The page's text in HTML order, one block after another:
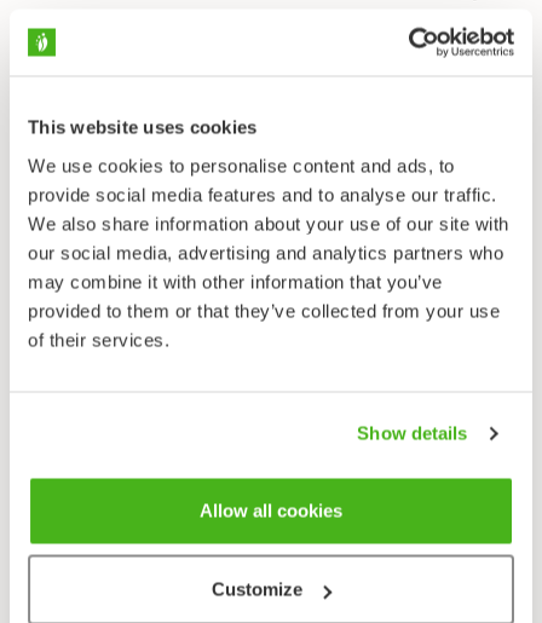
This website uses cookies
We use cookies to personalise content and ads, to
provide social media features and to analyse our traffic.
We also share information about your use of our site with
our social media, advertising and analytics partners who
may combine it with other information that you’ve
provided to them or that they’ve collected from your use
of their services.
Show details
Allow all cookies
Customize
Itämerellä ja Pohjanmerellä, pieni osa
Ravinto
Selkärangattomat eläimet, myös vesikasvit ja jopa
marjat.
Ääni
Koiraan ääni pehmeä vihellys ”hi-jy”. Ääntä kuulee
muuttavista parvista yötaivaalta keväällä.
Uhanalaisuus
Mustalintukoiras on sysimusta. Naaras on
valkeahko vatsa. Mustalinnun koivet ovat
ruskeanmustat (koiras) tai vihertävänruskeat
(naaras). Koiraan nokka on musta, ylänokan
tyvipuolella on kyhmy, jonka edessä punakeltainen